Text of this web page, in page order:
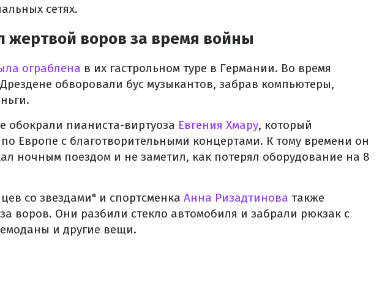
сетях.
жертвой воров за время войны
ограблена в их гастрольном туре в Германии. Во время
обворовали бус музыкантов, забрав компьютеры,
обокрали пианиста-виртуоза Евгения Хмару, который
Европе с благотворительными концертами. К тому времени он
ночным поездом и не заметил, как потерял оборудование на 8
со звездами" и спортсменка Анна Ризадтинова также
воров. Они разбили стекло автомобиля и забрали рюкзак с
и другие вещи.